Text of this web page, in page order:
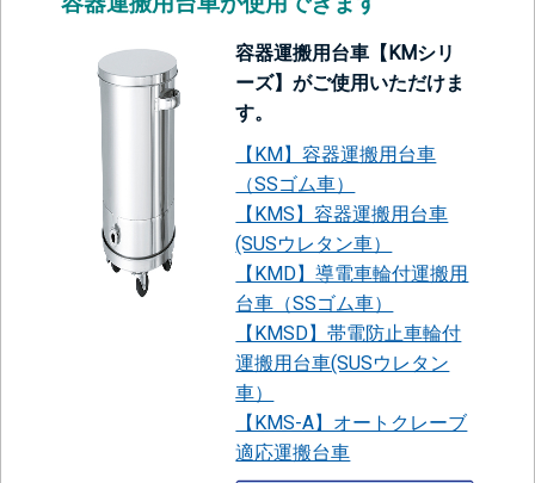
容器運搬用台車【KMシリ
ーズ】がご使用いただけま
す。
【KM】容器運搬用台車
（SSゴム車）
【KMS】容器運搬用台車
(SUSウレタン車）
【KMD】導電車輪付運搬用
台車（SSゴム車）
【KMSD】帯電防止車輪付
運搬用台車(SUSウレタン
車）
【KMS-A】オートクレーブ
適応運搬台車